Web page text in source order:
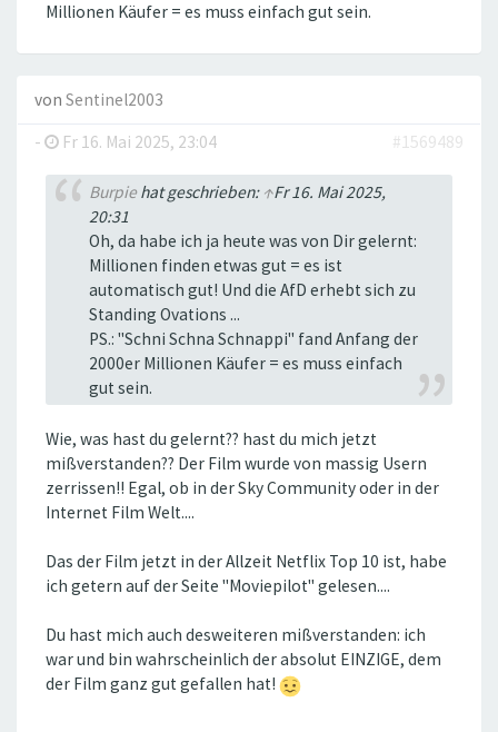
Millionen Käufer = es muss einfach gut sein.
von Sentinel2003
-
Fr 16. Mai 2025, 23:04 #1569489
Burpiehat geschrieben: ↑Fr 16. Mai 2025,
20:31
Oh, da habe ich ja heute was von Dir gelernt:
Millionen finden etwas gut = es ist
automatisch gut! Und die AfD erhebt sich zu
Standing Ovations ...
PS.: "Schni Schna Schnappi" fand Anfang der
2000er Millionen Käufer = es muss einfach
gut sein.
Wie, was hast du gelernt?? hast du mich jetzt
mißverstanden?? Der Film wurde von massig Usern
zerrissen!! Egal, ob in der Sky Community oder in der
Internet Film Welt....
Das der Film jetzt in der Allzeit Netflix Top 10 ist, habe
ich getern auf der Seite "Moviepilot" gelesen....
Du hast mich auch desweiteren mißverstanden: ich
war und bin wahrscheinlich der absolut EINZIGE, dem
der Film ganz gut gefallen hat!